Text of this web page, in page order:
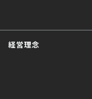
経営理念